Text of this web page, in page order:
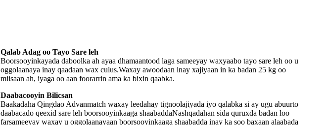
Qalab Adag oo Tayo Sare leh
Boorsooyinkayada daboolka ah ayaa dhamaantood laga sameeyay waxyaabo tayo sare leh oo u
oggolaanaya inay qaadaan wax culus.Waxay awoodaan inay xajiyaan in ka badan 25 kg oo
miisaan ah, iyaga oo aan foorarrin ama ka bixin qaabka.
Daabacooyin Bilicsan
Baakadaha Qingdao Advanmatch waxay leedahay tignoolajiyada iyo qalabka si ay ugu abuurto
daabacado qeexid sare leh boorsooyinkaaga shaabaddaNashqadahan sida quruxda badan loo
farsameeyay waxay u oggolaanayaan boorsooyinkaaga shaabadda inay ka soo baxaan alaabada